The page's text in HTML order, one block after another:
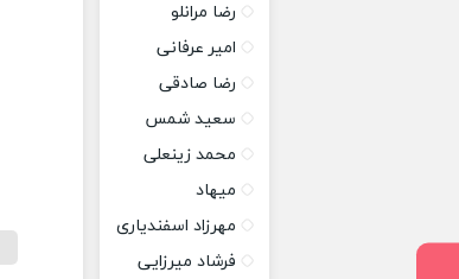
رضا مرانلو
امیر عرفانی
رضا صادقی
سعید شمس
محمد زینعلی
میهاد
مهرزاد اسفندیاری
فرشاد میرزایی